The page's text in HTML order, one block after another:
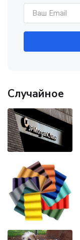
Случайное